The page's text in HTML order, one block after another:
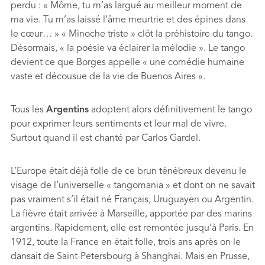
perdu : « Môme, tu m’as largué au meilleur moment de
ma vie. Tu m’as laissé l’âme meurtrie et des épines dans
le cœur… » « Minoche triste » clôt la préhistoire du tango.
Désormais, « la poésie va éclairer la mélodie ». Le tango
devient ce que Borges appelle « une comédie humaine
vaste et décousue de la vie de Buenos Aires ».
Tous les Argentinsadoptent alors déﬁnitivement le tango
pour exprimer leurs sentiments et leur mal de vivre.
Surtout quand il est chanté par Carlos Gardel.
L’Europe était déjà folle de ce brun ténébreux devenu le
visage de l’universelle « tangomania » et dont on ne savait
pas vraiment s’il était né Français, Uruguayen ou Argentin.
La ﬁèvre était arrivée à Marseille, apportée par des marins
argentins. Rapidement, elle est remontée jusqu’à Paris. En
1912, toute la France en était folle, trois ans après on le
dansait de Saint-Petersbourg à Shanghai. Mais en Prusse,